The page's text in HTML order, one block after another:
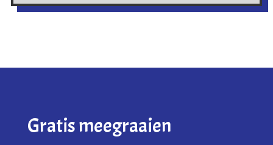
Gratis meegraaien